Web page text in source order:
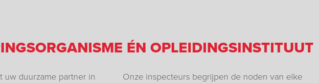
ÉN OPLEIDINGSINSTITUUT
uw duurzame partner in
Onze inspecteurs begrijpen de noden van elke